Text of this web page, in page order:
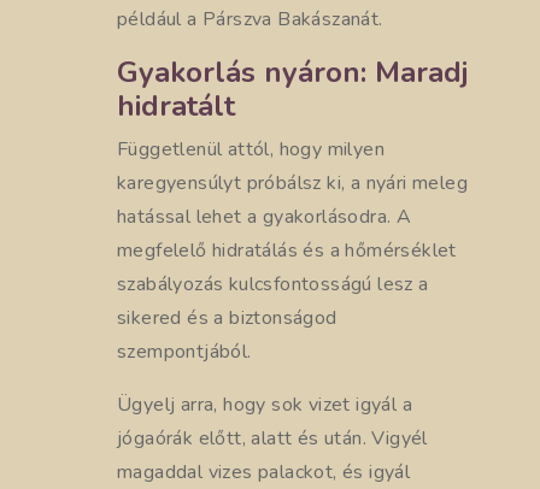
például a Párszva Bakászanát.
Gyakorlás nyáron: Maradj
hidratált
Függetlenül attól, hogy milyen
karegyensúlyt próbálsz ki, a nyári meleg
hatással lehet a gyakorlásodra. A
megfelelő hidratálás és a hőmérséklet
szabályozás kulcsfontosságú lesz a
sikered és a biztonságod
szempontjából.
Ügyelj arra, hogy sok vizet igyál a
jógaórák előtt, alatt és után. Vigyél
magaddal vizes palackot, és igyál